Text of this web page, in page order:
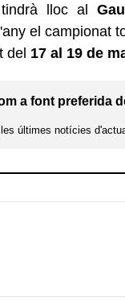
lloc al
el campionat
del 17 al 19 de
a font preferida
últimes notícies